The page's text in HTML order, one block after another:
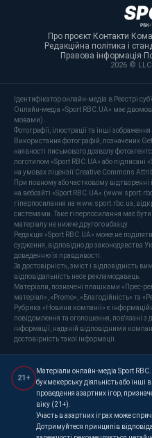
Про проєкт·Контакти·
Редакційна політика і
Правова інформація·
2026 © LLC
Ідентифікатор онлайн-медіа в Реєстрі
Онлайн-медіа «Sport RBC.UA» має
мовами).
Фотографії, ілюстрації та інші
Використання фотографій, позначених
наявності письмового дозволу
логотипом «Sport RBC.UA» або підписані
на умовах ліцензії Creative Commons
При повному або частковому
на вебсайті «Sport RBC.UA»
гіперпосилання на www.sport.rbc.ua,
системами. Таке гіперпосилання має
матеріалу не нижче другого абзацу.
Редакція «Sport RBC.UA» може не
судження, відповідно до законодавства
доведенню їх правдивості.
За достовірність, зміст і відповідність
відповідальність несе рекламодавець.
Матеріали, позначені плашками «Прес-
матеріал», «Promo», «Благодійність» та
Рубрика «Новини компанії» є
повідомлення та оголошення, пов'язані з
інформації, наданій відповідними
достовірність такої інформації.
21+
Матеріали онлайн-медіа Sport
букмекерську діяльність або інші
проведення азартних ігор,
віку (21+).
Участь в азартних іграх може
Дотримуйтеся принципів